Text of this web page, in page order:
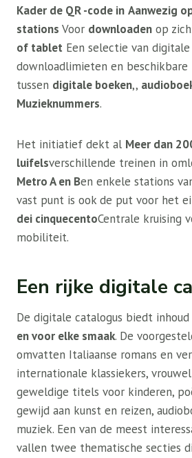
Kader de QR -code in Aanwezig
stations Voor downloaden op
of tablet Een selectie van
downloadlimieten en beschikbare
tussen digitale boeken,,
Muzieknummers.
Het initiatief dekt al Meer dan
luifelsverschillende treinen in
Metro A en Ben enkele stations
vast punt is ook de put voor het
dei cinquecentoCentrale kruising
mobiliteit.
Een rijke digitale
De digitale catalogus biedt
en voor elke smaak. De
omvatten Italiaanse romans en
internationale klassiekers,
geweldige titels voor kinderen,
gewijd aan kunst en reizen,
muziek. Een van de meest
vallen twee thematische secties